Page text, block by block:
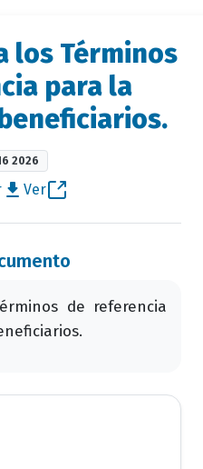
los Términos
para la
2026
Ver
de referencia